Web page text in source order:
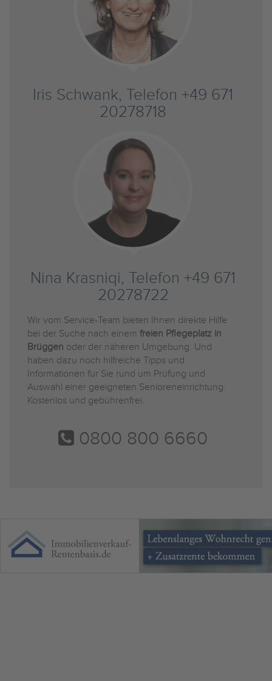
Iris Schwank, Telefon +49 671
20278718
Nina Krasniqi, Telefon +49 671
20278722
Wir vom Service-Team bieten Ihnen direkte Hilfe
bei der Suche nach einem freien Pflegeplatz in
Brüggen oder der näheren Umgebung. Und
haben dazu noch hilfreiche Tipps und
Informationen für Sie rund um Prüfung und
Auswahl einer geeigneten Senioreneinrichtung.
Kostenlos und gebührenfrei.
0800 800 6660